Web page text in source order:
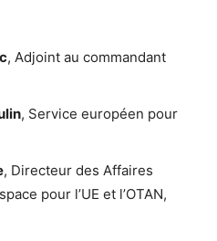
, Adjoint au commandant
, Service européen pour
, Directeur des Affaires
pour l’UE et l’OTAN,